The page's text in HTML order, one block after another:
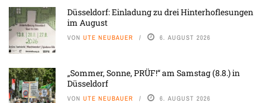
Düsseldorf: Einladung zu drei Hinterhoflesungen
im August
VON UTE NEUBAUER 6. AUGUST 2026
„Sommer, Sonne, PRÜF!“ am Samstag (8.8.) in
Düsseldorf
VON UTE NEUBAUER 6. AUGUST 2026